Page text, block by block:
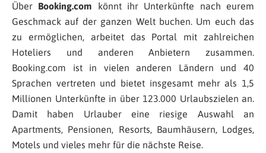
Über Booking.com könnt ihr Unterkünfte nach eurem
Geschmack auf der ganzen Welt buchen. Um euch das
zu ermöglichen, arbeitet das Portal mit zahlreichen
Hoteliers und anderen Anbietern zusammen.
Booking.com ist in vielen anderen Ländern und 40
Sprachen vertreten und bietet insgesamt mehr als 1,5
Millionen Unterkünfte in über 123.000 Urlaubszielen an.
Damit haben Urlauber eine riesige Auswahl an
Apartments, Pensionen, Resorts, Baumhäusern, Lodges,
Motels und vieles mehr für die nächste Reise.